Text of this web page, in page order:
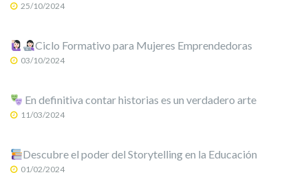
25/10/2024
Ciclo Formativo para Mujeres Emprendedoras
03/10/2024
En definitiva contar historias es un verdadero arte
11/03/2024
Descubre el poder del Storytelling en la Educación
01/02/2024